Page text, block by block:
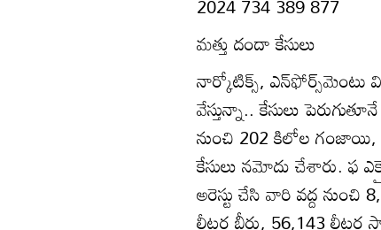
మత్తు దందా కేసులు
నార్కోటిక్స్‌,
వేస్తున్నా.. కేసులు
నుంచి 202 కిలోల
కేసులు నమోదు చేశారు. ఫ
అరెస్టు చేసి వారి వద్ద
లీటర్ల బీరు, 56,143